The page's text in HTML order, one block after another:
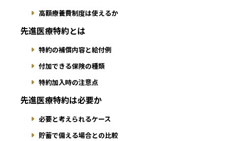
高額療養費制度は使えるか
先進医療特約とは
特約の補償内容と給付例
付加できる保険の種類
特約加入時の注意点
先進医療特約は必要か
必要と考えられるケース
貯蓄で備える場合との比較